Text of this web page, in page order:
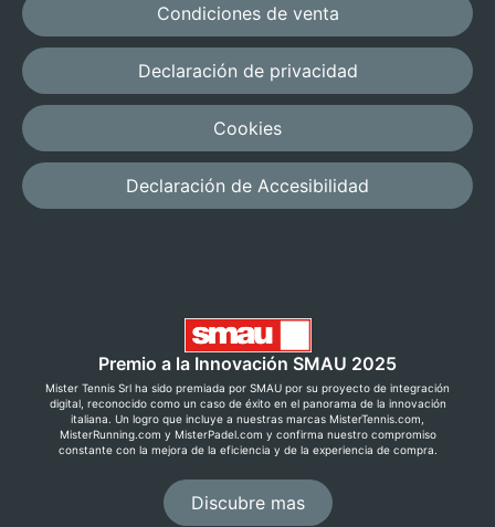
Condiciones de venta
Declaración de privacidad
Cookies
Declaración de Accesibilidad
Premio a la Innovación SMAU 2025
Mister Tennis Srl ha sido premiada por SMAU por su proyecto de integración
digital, reconocido como un caso de éxito en el panorama de la innovación
italiana. Un logro que incluye a nuestras marcas MisterTennis.com,
MisterRunning.com y MisterPadel.com y confirma nuestro compromiso
constante con la mejora de la eficiencia y de la experiencia de compra.
Discubre mas